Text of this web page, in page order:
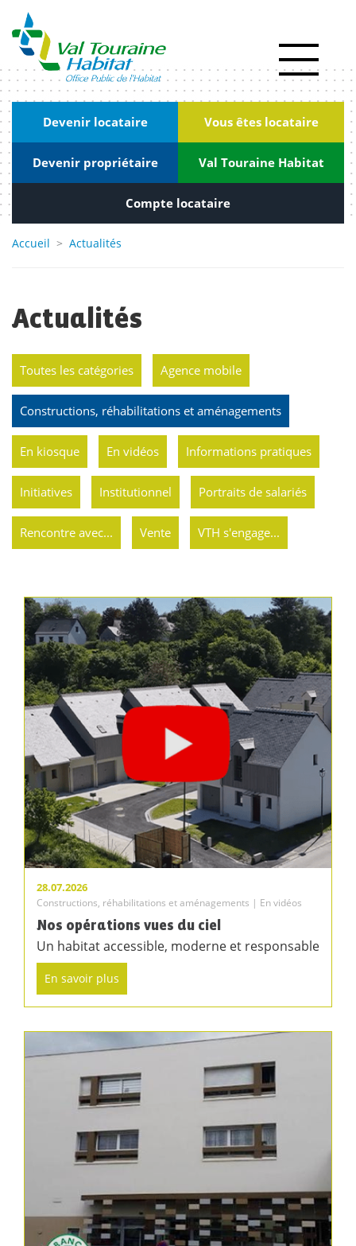
Actualités
RSE
|
Innovation
Kiosque
rejoindre
Contact
Devenir locataire Vous êtes locataire
Devenir propriétaire Val Touraine Habitat
Compte locataire
Accueil > Actualités
Actualités
Toutes les catégories Agence mobile
Constructions, réhabilitations et aménagements
En kiosque En vidéos Informations pratiques
Initiatives Institutionnel Portraits de salariés
Rencontre avec... Vente VTH s'engage...
28.07.2026
Constructions, réhabilitations et aménagements | En vidéos
Nos opérations vues du ciel
Un habitat accessible, moderne et responsable
En savoir plus